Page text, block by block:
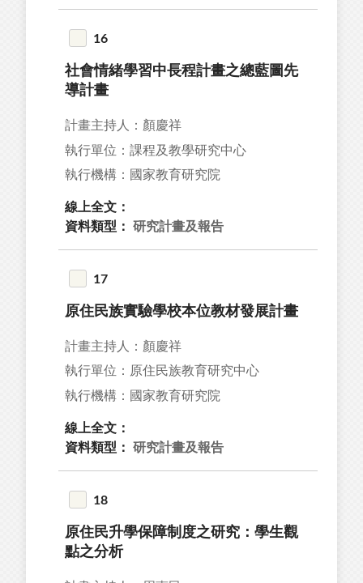
16
社會情緒學習中長程計畫之總藍圖先
導計畫
計畫主持人：顏慶祥
執行單位：課程及教學研究中心
執行機構：國家教育研究院
線上全文：
資料類型：
研究計畫及報告
17
原住民族實驗學校本位教材發展計畫
計畫主持人：顏慶祥
執行單位：原住民族教育研究中心
執行機構：國家教育研究院
線上全文：
資料類型：
研究計畫及報告
18
原住民升學保障制度之研究：學生觀
點之分析